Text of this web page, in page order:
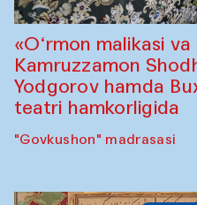
«O‘rmon malikasi
Kamruzzamon
Yodgorov hamda
teatri hamkorligida
"Govkushon" madrasasi